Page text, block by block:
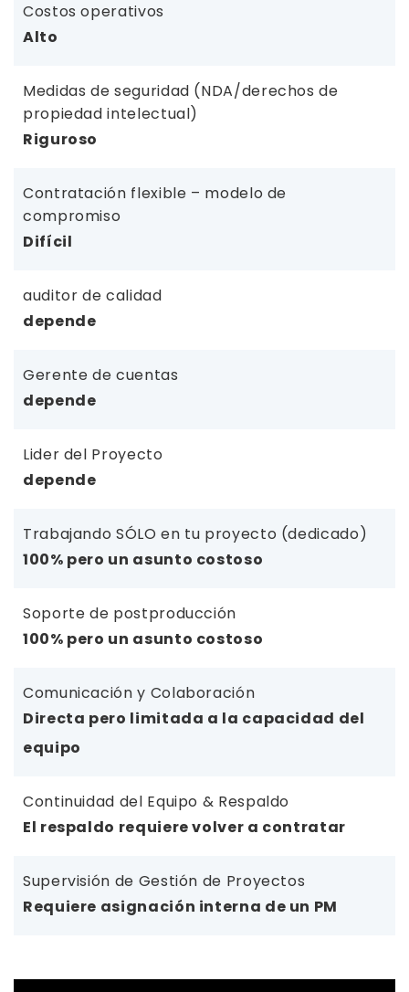
Costos operativos
Alto
Medidas de seguridad (NDA/derechos de
propiedad intelectual)
Riguroso
Contratación flexible – modelo de
compromiso
Difícil
auditor de calidad
depende
Gerente de cuentas
depende
Lider del Proyecto
depende
Trabajando SÓLO en tu proyecto (dedicado)
100% pero un asunto costoso
Soporte de postproducción
100% pero un asunto costoso
Comunicación y Colaboración
Directa pero limitada a la capacidad del
equipo
Continuidad del Equipo & Respaldo
El respaldo requiere volver a contratar
Supervisión de Gestión de Proyectos
Requiere asignación interna de un PM